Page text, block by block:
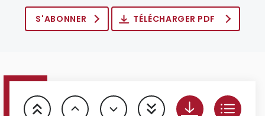
S'ABONNER TÉLÉCHARGER PDF